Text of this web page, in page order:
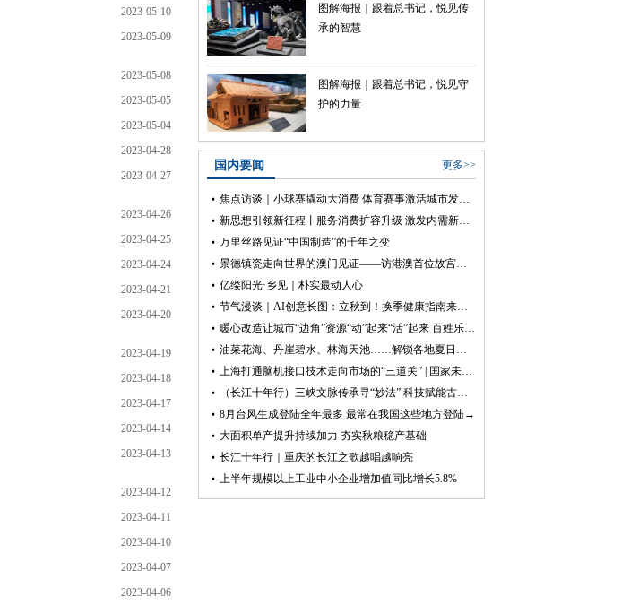
2023-05-10
2023-05-09
2023-05-08
2023-05-05
2023-05-04
2023-04-28
2023-04-27
2023-04-26
2023-04-25
2023-04-24
2023-04-21
2023-04-20
2023-04-19
2023-04-18
2023-04-17
2023-04-14
2023-04-13
2023-04-12
2023-04-11
2023-04-10
2023-04-07
2023-04-06